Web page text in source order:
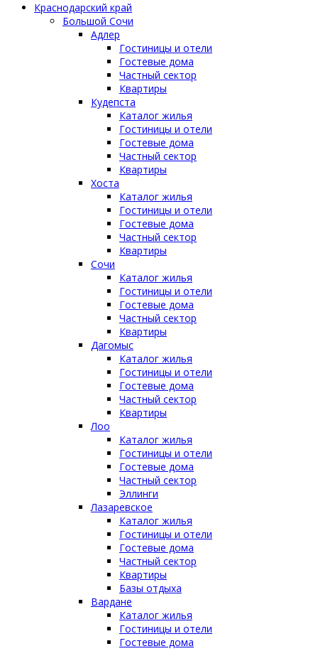
Краснодарский край
Большой Сочи
Адлер
Гостиницы и отели
Гостевые дома
Частный сектор
Квартиры
Кудепста
Каталог жилья
Гостиницы и отели
Гостевые дома
Частный сектор
Квартиры
Хоста
Каталог жилья
Гостиницы и отели
Гостевые дома
Частный сектор
Квартиры
Сочи
Каталог жилья
Гостиницы и отели
Гостевые дома
Частный сектор
Квартиры
Дагомыс
Каталог жилья
Гостиницы и отели
Гостевые дома
Частный сектор
Квартиры
Лоо
Каталог жилья
Гостиницы и отели
Гостевые дома
Частный сектор
Эллинги
Лазаревское
Каталог жилья
Гостиницы и отели
Гостевые дома
Частный сектор
Квартиры
Базы отдыха
Вардане
Каталог жилья
Гостиницы и отели
Гостевые дома